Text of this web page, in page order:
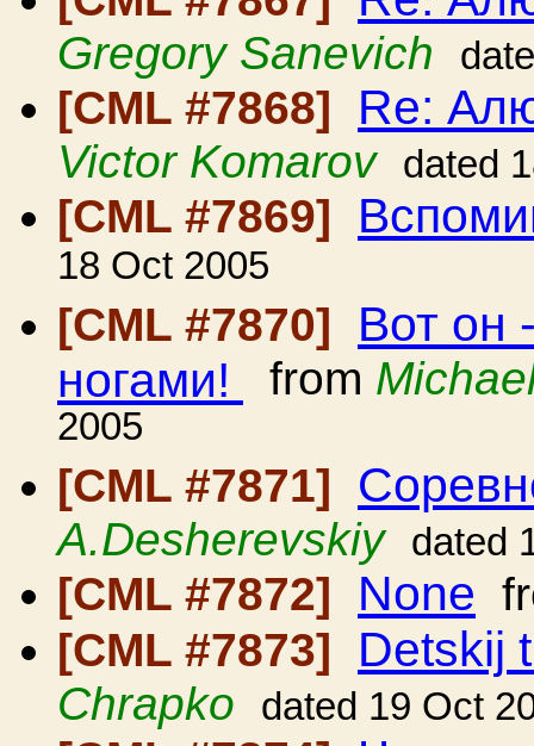
Gregory Sanevich
[CML #7868] Re:
Victor Komarov dated
[CML #7869]
18 Oct 2005
[CML #7870]
Вот он
ногами! from
2005
[CML #7871]
A.Desherevskiy dated
[CML #7872] None
[CML #7873]
Detskij
Chrapko dated 19 Oct